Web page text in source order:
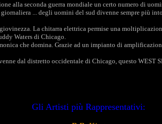
alla seconda guerra mondiale un certo numero di
... degli uomini del sud divenne sempre più
La chitarra elettrica permise una
Waters di Chicago.
che domina. Grazie ad un impianto di
dal distretto occidentale di Chicago, questo WEST
Gli Artisti più Rappresentativi: